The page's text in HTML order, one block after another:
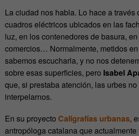
La ciudad nos habla. Lo hace a través
cuadros eléctricos ubicados en las
luz, en los contenedores de basura,
comercios… Normalmente, metidos
sabemos escucharla, y no nos
sobre esas superficies, pero Isabel
que, si prestaba atención, las urbes
interpelarnos.
En su proyecto Caligrafías urbanas,
antropóloga catalana que actualmente